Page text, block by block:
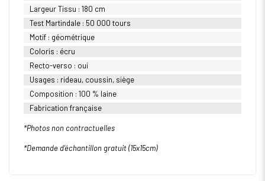
Largeur Tissu : 180 cm
Test Martindale : 50 000 tours
Motif : géométrique
Coloris : écru
Recto-verso : oui
Usages : rideau, coussin, siège
Composition : 100 % laine
Fabrication française
*Photos non contractuelles
*Demande d’échantillon gratuit (15x15cm)